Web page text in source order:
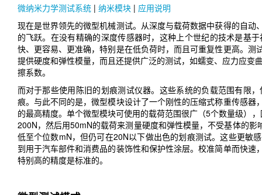
微纳米力学测试系统 | 纳米模块| 应用说明
现在是世界领先的微型机械测试。从深度与载荷数据中获得的自
的飞跃。在没有精确的深度传感器时，这种上个世纪的技术是基
快、更容易、更准确，特别是在低负荷时，而且可重复性更高。
提供硬度和弹性模量，而且还提供广泛的测试，如蠕变、应力应
擦系数。
而对于那些使用陈旧的划痕测试仪器。这些系统的负载范围有限
痕。与此不同的是，微型模块设计了一个刚性的压缩式称重传感
的最高精度。单个微型模块可使用的载荷范围很广（5个数量级）
200N，然后用50mN的载荷来测量硬度和弹性模量，不受基体的
低至个位数mN，但仍可在20N以下做出色的划痕测试。这些更敏
到用于汽车部件和消费品的装饰性和保护性涂层。校准简单而快
特别高的精度是标准的。